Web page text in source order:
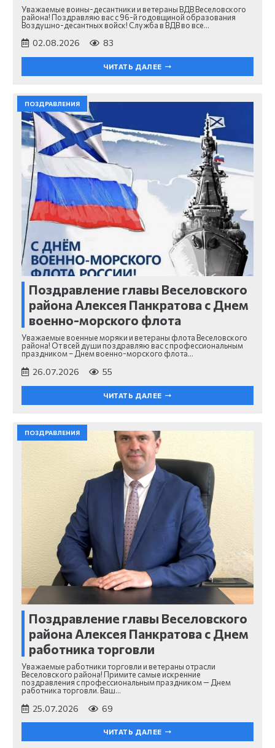
Уважаемые воины-десантники и ветераны ВДВ Веселовского
района! Поздравляю вас с 96-й годовщиной образования
Воздушно-десантных войск! Служба в ВДВ во все…
02.08.2026 83
ЧИТАТЬ ДАЛЕЕ
ПОЗДРАВЛЕНИЯ
Поздравление главы Веселовского
района Алексея Панкратова с Днем
военно-морского флота
Уважаемые военные моряки и ветераны флота Веселовского
района! От всей души поздравляю вас с профессиональным
праздником – Днем военно-морского флота…
26.07.2026 55
ЧИТАТЬ ДАЛЕЕ
ПОЗДРАВЛЕНИЯ
Поздравление главы Веселовского
района Алексея Панкратова с Днем
работника торговли
Уважаемые работники торговли и ветераны отрасли
Веселовского района! Примите самые искренние
поздравления с профессиональным праздником — Днем
работника торговли. Ваш…
25.07.2026 69
ЧИТАТЬ ДАЛЕЕ